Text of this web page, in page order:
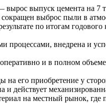
выпуск цемента на 7
выброс пыли в
по итогам
процессами, внедрена и
и в полном
на его приобретение у
и действует
на местный рынок, где